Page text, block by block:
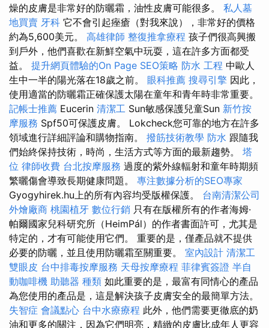
燥的皮膚是非常好的防曬霜，油性皮膚可能很多。 私人墓
地買賣 牙科 它不會引起痤瘡（對我來說），非常好的價格
約為5,600美元。 高雄律師 整復推拿療程 孩子們很高興搬
到戶外，他們喜歡在新鮮空氣中玩耍，這在許多方面都受
益。 提升網頁體驗的On Page SEO策略 防水 工程 中歐人
生中一半的陽光落在18歲之前。 眼科推薦 搜尋引擎 因此，
使用適當的防曬霜正確保護太陽在童年和青年時非常重要。
記帳士推薦 Eucerin 清潔工 Sun敏感保護兒童Sun 新竹按
摩服務 Spf50可保護皮膚。 Lokcheck您可靠的地方在許多
領域進行詳細評論和購物指南。 撥筋技術教學 防水 跟隨我
們始終保持技術，時尚，生活方式等方面的最新趨勢。 塔
位 律師收費 台北按摩服務 過度的紫外線輻射和童年時期頻
繁曬傷會導致長期健康問題。 專注數據分析的SEO專家
Gyogyhirek.hu上的所有內容均受版權保護。 台南清潔公司
外燴廠商 桃園植牙 數位行銷 只有在版權所有的作者海姆·
帕爾國家兒科研究所（HeimPál）的作者書面許可，尤其是
特定的，才有可能使用它們。 重要的是，僅產品就不提供
必要的防曬，並且使用防曬霜至關重要。 室內設計 清潔工
雙眼皮 台中排毒按摩服務 天母按摩療程 菲律賓簽證 半自
動咖啡機 助聽器 種類 如此重要的是，最富有同情心的產品
為您使用的產品是，這是解決孩子皮膚安全的最簡單方法。
失智症 會議點心 台中水療療程 此外，他們需要更徹底的奶
油和更多的關注，因為它們明亮，精緻的皮膚比成年人更容